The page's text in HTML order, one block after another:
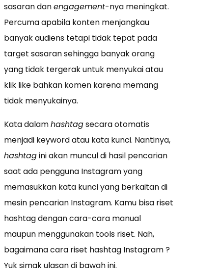
sasaran danengagement-nya meningkat.
Percuma apabila konten menjangkau
banyak audiens tetapi tidak tepat pada
target sasaran sehingga banyak orang
yang tidak tergerak untuk menyukai atau
klik like bahkan komen karena memang
tidak menyukainya.
Kata dalamhashtagsecara otomatis
menjadi keyword atau kata kunci. Nantinya,
hashtagini akan muncul di hasil pencarian
saat ada pengguna Instagram yang
memasukkan kata kunci yang berkaitan di
mesin pencarian Instagram. Kamu bisa riset
hashtag dengan cara-cara manual
maupun menggunakan tools riset. Nah,
bagaimana cara riset hashtag Instagram ?
Yuk simak ulasan di bawah ini.